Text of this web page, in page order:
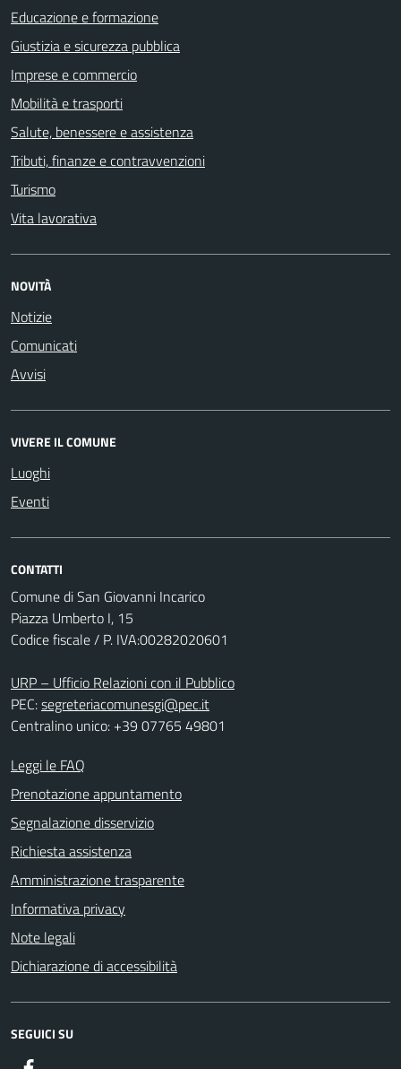
Educazione e formazione
Giustizia e sicurezza pubblica
Imprese e commercio
Mobilità e trasporti
Salute, benessere e assistenza
Tributi, finanze e contravvenzioni
Turismo
Vita lavorativa
NOVITÀ
Notizie
Comunicati
Avvisi
VIVERE IL COMUNE
Luoghi
Eventi
CONTATTI
Comune di San Giovanni Incarico
Piazza Umberto I, 15
Codice fiscale / P. IVA:00282020601
URP – Ufficio Relazioni con il Pubblico
PEC:segreteriacomunesgi@pec.it
Centralino unico: +39 07765 49801
Leggi le FAQ
Prenotazione appuntamento
Segnalazione disservizio
Richiesta assistenza
Amministrazione trasparente
Informativa privacy
Note legali
Dichiarazione di accessibilità
SEGUICI SU